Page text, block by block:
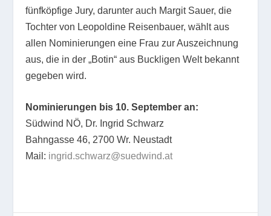
fünfköpfige Jury, darunter auch Margit Sauer, die
Tochter von Leopoldine Reisenbauer, wählt aus
allen Nominierungen eine Frau zur Auszeichnung
aus, die in der „Botin“ aus Buckligen Welt bekannt
gegeben wird.
Nominierungen bis 10. September an:
Südwind NÖ, Dr. Ingrid Schwarz
Bahngasse 46, 2700 Wr. Neustadt
Mail: ingrid.schwarz@suedwind.at